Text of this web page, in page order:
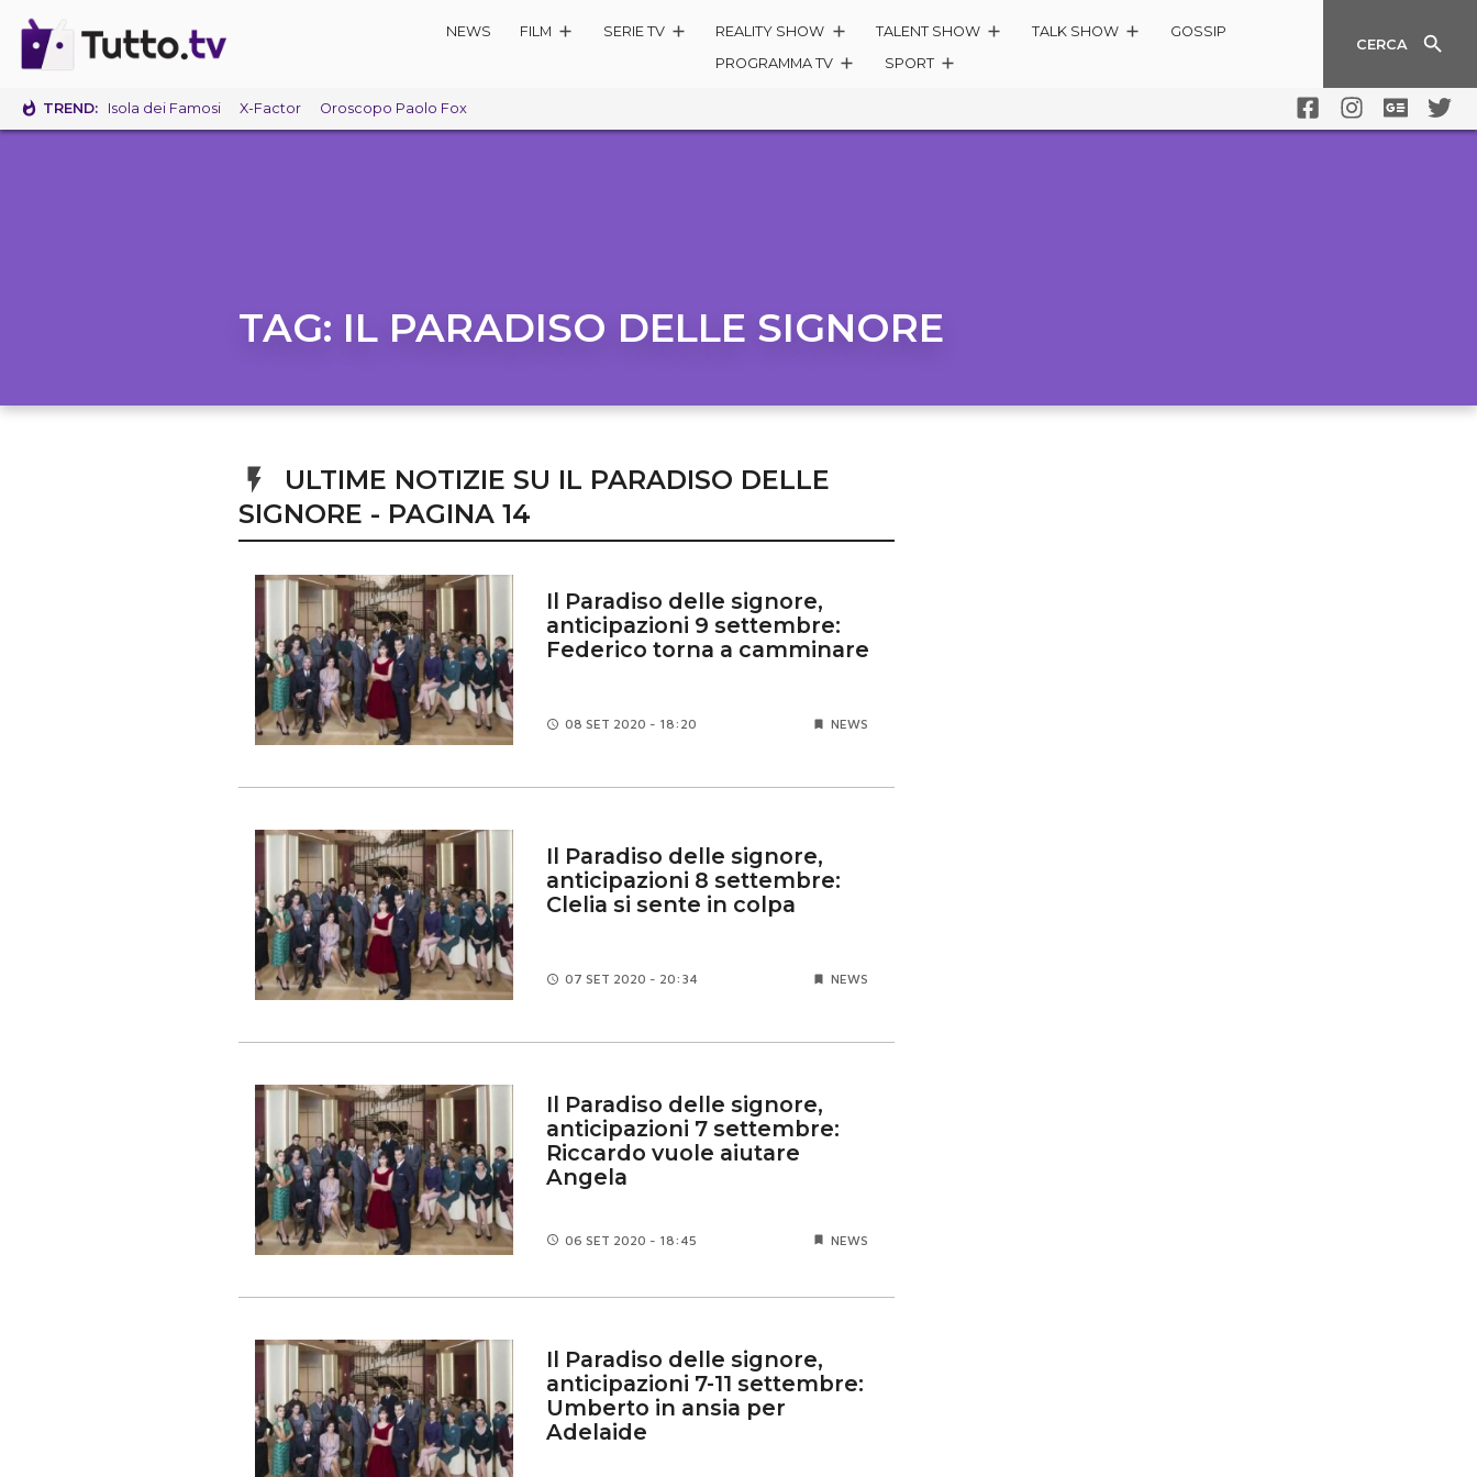
NEWS FILM SERIE TV REALITY SHOW TALENT SHOW TALK SHOW
GOSSIP
PROGRAMMA TV
SPORT
CERCA
TREND: Isola dei Famosi X-Factor Oroscopo Paolo Fox
TAG: IL PARADISO DELLE SIGNORE
ULTIME NOTIZIE SU IL PARADISO DELLE
SIGNORE - PAGINA 14
Il Paradiso delle signore,
anticipazioni 9 settembre:
Federico torna a camminare
08 SET 2020 - 18:20 NEWS
Il Paradiso delle signore,
anticipazioni 8 settembre:
Clelia si sente in colpa
07 SET 2020 - 20:34 NEWS
Il Paradiso delle signore,
anticipazioni 7 settembre:
Riccardo vuole aiutare
Angela
06 SET 2020 - 18:45 NEWS
Il Paradiso delle signore,
anticipazioni 7-11 settembre:
Umberto in ansia per
Adelaide